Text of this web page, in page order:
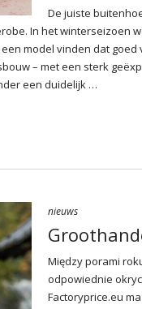
De juiste
In het winterseizoen
model vinden dat
– met een sterk
een duidelijk …
nieuws
Między porami
odpowiednie
Factoryprice.eu